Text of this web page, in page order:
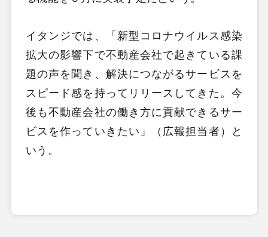
イタンジでは、「新型コロナウイルス感染
拡大の影響下で不動産会社で起きている課
題の声を聞き、解決につながるサービスを
スピード感を持ってリリースしてきた。今
後も不動産会社の働き方に貢献できるサー
ビスを作っていきたい」（広報担当者）と
いう。